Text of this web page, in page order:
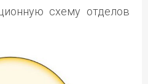
схему отделов